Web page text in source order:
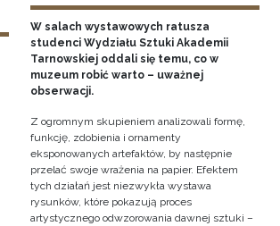
W salach wystawowych ratusza
studenci Wydziału Sztuki Akademii
Tarnowskiej oddali się temu, co w
muzeum robić warto – uważnej
obserwacji.
Z ogromnym skupieniem analizowali formę,
funkcję, zdobienia i ornamenty
eksponowanych artefaktów, by następnie
przelać swoje wrażenia na papier. Efektem
tych działań jest niezwykła wystawa
rysunków, które pokazują proces
artystycznego odwzorowania dawnej sztuki –